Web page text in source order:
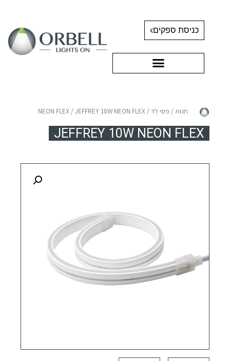
כניסת ספקים
חנות / פסי לד/
NEON FLEX / JEFFREY 10W NEON FLEX
JEFFREY 10W NEON FLEX